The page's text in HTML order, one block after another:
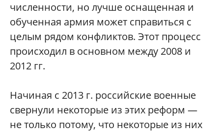
численности, но лучше оснащенная и
обученная армия может справиться с
целым рядом конфликтов. Этот процесс
происходил в основном между 2008 и
2012 гг.
Начиная с 2013 г. российские военные
свернули некоторые из этих реформ —
не только потому, что некоторые из них